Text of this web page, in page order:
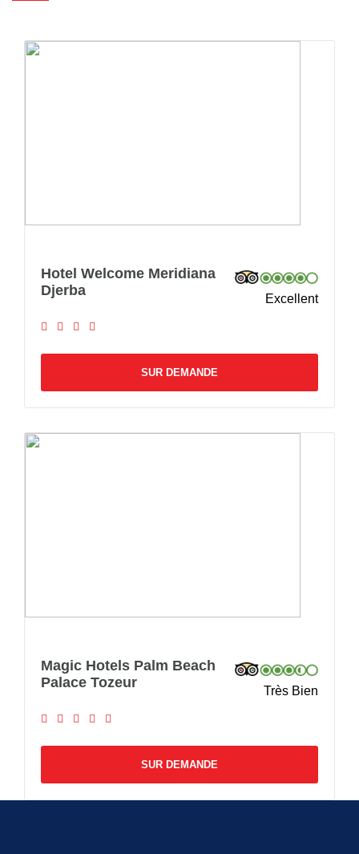
Hotel Welcome Meridiana
Djerba
Excellent
SUR DEMANDE
Magic Hotels Palm Beach
Palace Tozeur
Très Bien
SUR DEMANDE